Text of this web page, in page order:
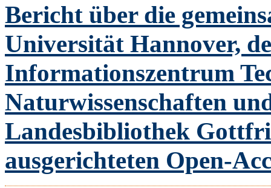
Bericht über die
Universität Hannover,
Informationszentrum
Naturwissenschaften
Landesbibliothek
ausgerichteten Open-